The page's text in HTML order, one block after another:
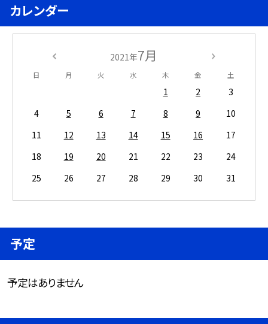
カレンダー
2021年7月
日 月 火 水 木 金 土
1 2
3
4
5 6 7 8 9
10
11
12 13 14 15 16
17
18
19 20 21 22 23
24
25
26 27 28 29 30 31
予定
予定はありません